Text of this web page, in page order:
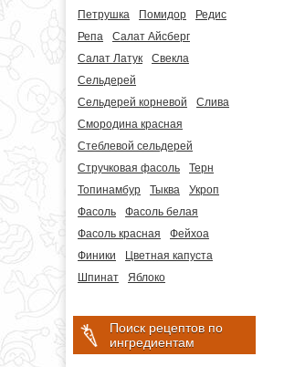
Петрушка
Помидор
Редис
Репа
Салат Айсберг
Салат Латук
Свекла
Сельдерей
Сельдерей корневой
Слива
Смородина красная
Стеблевой сельдерей
Стручковая фасоль
Терн
Топинамбур
Тыква
Укроп
Фасоль
Фасоль белая
Фасоль красная
Фейхоа
Финики
Цветная капуста
Шпинат
Яблоко
Поиск рецептов по
ингредиентам